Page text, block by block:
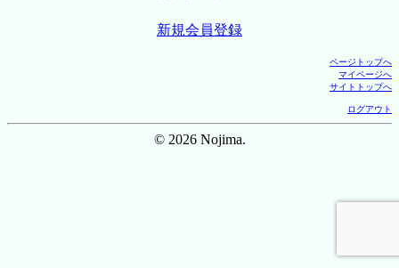
新規会員登録
ページトップへ
マイページへ
サイトトップへ
ログアウト
© 2026 Nojima.